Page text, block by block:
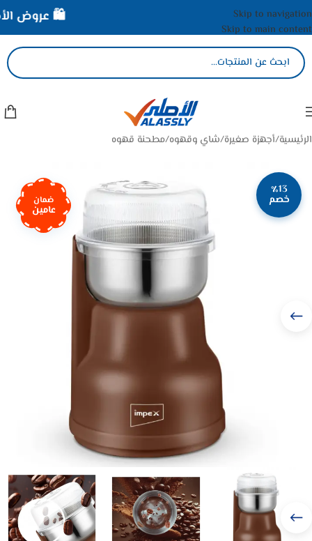
Skip to navigation
Skip to main content
الرئيسية/أجهزة صغيرة/شاي وقهوه/مطحنة قهوه
٪13
خصم ضمان
عامين
🛍️ عروض